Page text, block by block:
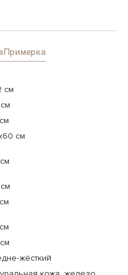
Примерка
см
см
жёсткий